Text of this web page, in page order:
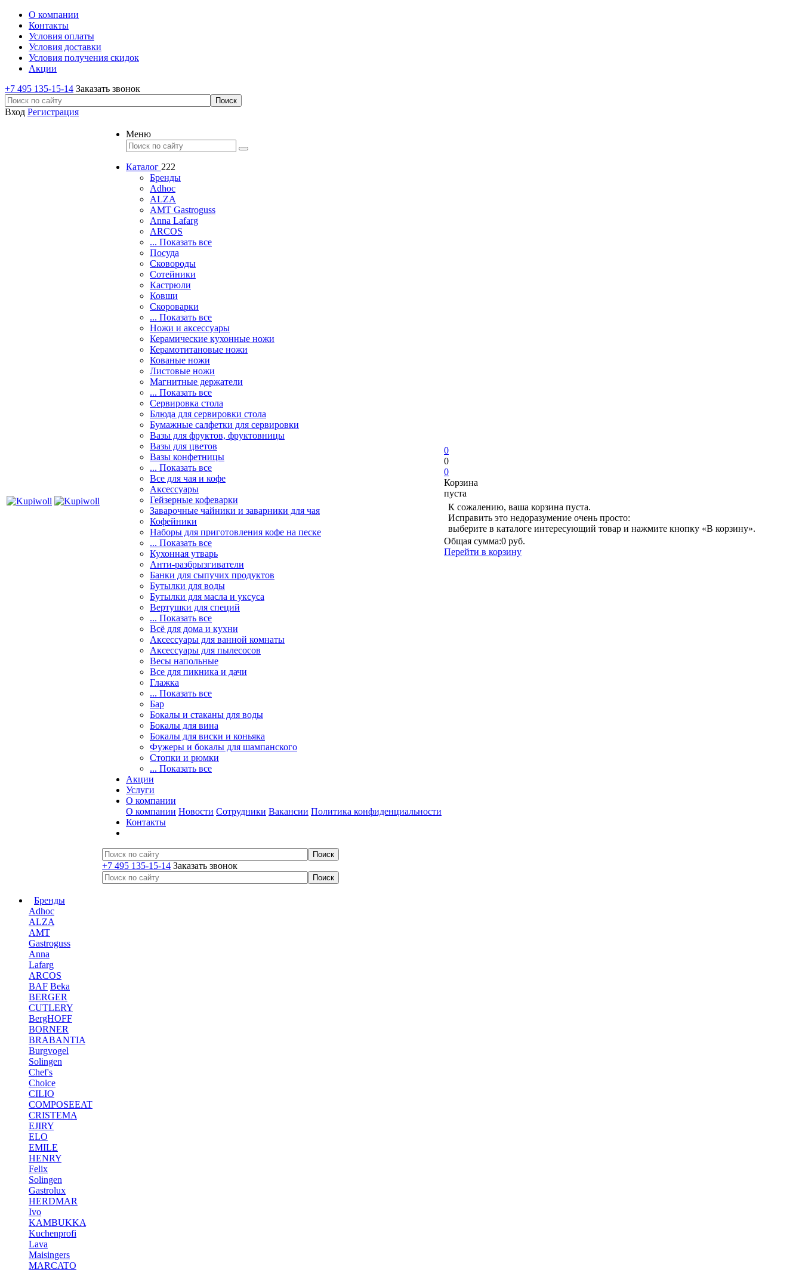
О компании
Контакты
Условия оплаты
Условия доставки
Условия получения скидок
Акции
+7 495 135-15-14 Заказать звонок
Вход Регистрация
Меню
Каталог 222
Бренды
Adhoc
ALZA
AMT Gastroguss
Anna Lafarg
ARCOS
... Показать все
Посуда
Сковороды
Сотейники
Кастрюли
Ковши
Скороварки
... Показать все
Ножи и аксессуары
Керамические кухонные ножи
Керамотитановые ножи
Кованые ножи
Листовые ножи
Магнитные держатели
... Показать все
Сервировка стола
Блюда для сервировки стола
Бумажные салфетки для сервировки
Вазы для фруктов, фруктовницы
Вазы для цветов
Вазы конфетницы
... Показать все
Все для чая и кофе
Аксессуары
Гейзерные кофеварки
Заварочные чайники и заварники для чая
Кофейники
Наборы для приготовления кофе на песке
... Показать все
Кухонная утварь
Анти-разбрызгиватели
Банки для сыпучих продуктов
Бутылки для воды
Бутылки для масла и уксуса
Вертушки для специй
... Показать все
Всё для дома и кухни
Аксессуары для ванной комнаты
Аксессуары для пылесосов
Весы напольные
Все для пикника и дачи
Глажка
... Показать все
Бар
Бокалы и стаканы для воды
Бокалы для вина
Бокалы для виски и коньяка
Фужеры и бокалы для шампанского
Стопки и рюмки
... Показать все
Акции
Услуги
О компании
О компании Новости Сотрудники Вакансии Политика конфиденциальности
Контакты
+7 495 135-15-14 Заказать звонок
0
0
0
Корзина
пуста
К сожалению, ваша корзина пуста.
Исправить это недоразумение очень просто:
выберите в каталоге интересующий товар и нажмите кнопку «В корзину».
Общая сумма:0 руб.
Перейти в корзину
Бренды
Adhoc
ALZA
AMT
Gastroguss
Anna
Lafarg
ARCOS
BAF Beka
BERGER
CUTLERY
BergHOFF
BORNER
BRABANTIA
Burgvogel
Solingen
Chef's
Choice
CILIO
COMPOSEEAT
CRISTEMA
EJIRY
ELO
EMILE
HENRY
Felix
Solingen
Gastrolux
HERDMAR
Ivo
KAMBUKKA
Kuchenprofi
Lava
Maisingers
MARCATO